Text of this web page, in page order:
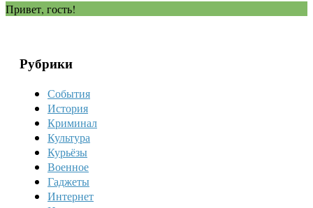
Привет, гость!
Рубрики
События
История
Криминал
Культура
Курьёзы
Военное
Гаджеты
Интернет